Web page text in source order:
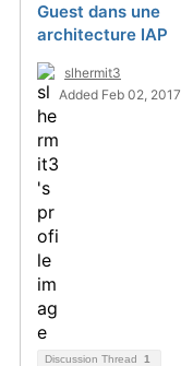
Guest dans une
architecture IAP
slhermit3
Added Feb 02, 2017
Discussion Thread 1